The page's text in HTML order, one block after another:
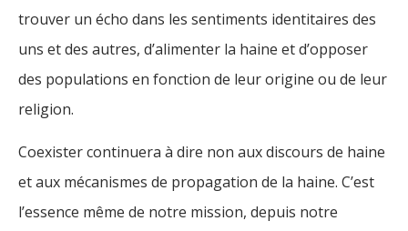
trouver un écho dans les sentiments identitaires des
uns et des autres, d’alimenter la haine et d’opposer
des populations en fonction de leur origine ou de leur
religion.
Coexister continuera à dire non aux discours de haine
et aux mécanismes de propagation de la haine. C’est
l’essence même de notre mission, depuis notre